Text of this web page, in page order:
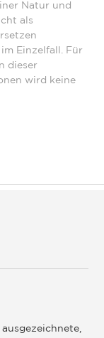
Natur und
als
Einzelfall. Für
dieser
wird keine